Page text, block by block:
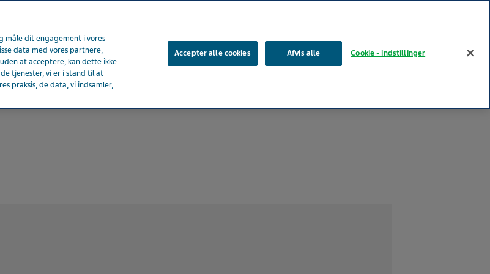
måle dit engagement i vores
data med vores partnere,
at acceptere, kan dette ikke
tjenester, vi er i stand til at
praksis, de data, vi indsamler,
Accepter alle cookies Afvis alle Cookie - indstillinger